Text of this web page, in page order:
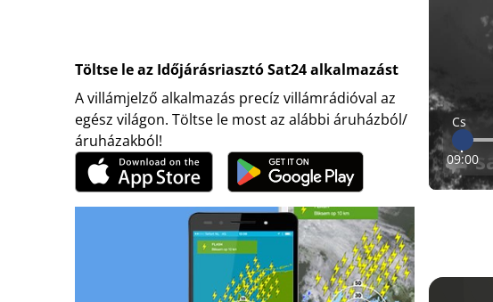
Töltse le az Időjárásriasztó Sat24 alkalmazást
A villámjelző alkalmazás precíz villámrádióval az
egész világon. Töltse le most az alábbi áruházból/
áruházakból!
Cs
09:00